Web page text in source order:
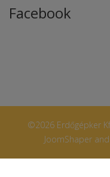
Facebook
©2026 Erdőgépker
JoomShaper